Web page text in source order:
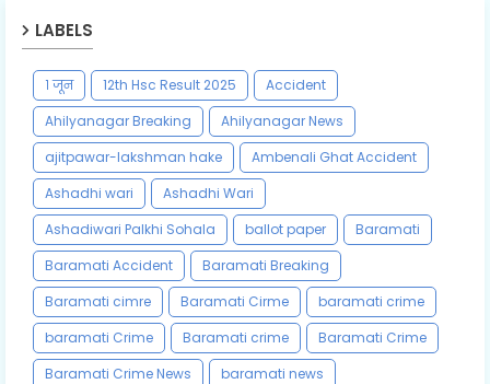
LABELS
१ जून 12th Hsc Result 2025
Accident
Ahilyanagar Breaking
Ahilyanagar News
ajitpawar-lakshman hake
Ambenali Ghat Accident
Ashadhi wari
Ashadhi Wari
Ashadiwari Palkhi Sohala
ballot paper
Baramati
Baramati Accident
Baramati Breaking
Baramati cimre
Baramati Cirme
baramati crime
baramati Crime
Baramati crime
Baramati Crime
Baramati Crime News
baramati news